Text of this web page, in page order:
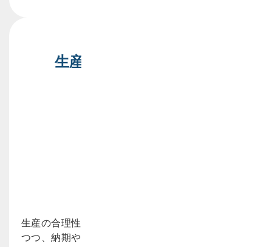
生産効率の最大化による
生産の合理性を最大限に高めて製造コストを削減し
つつ、納期やリソース、設備のメンテナンス等の制